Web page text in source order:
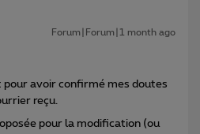
Forum|Forum|1 month ago
pour avoir confirmé mes doutes
reçu.
pour la modification (ou